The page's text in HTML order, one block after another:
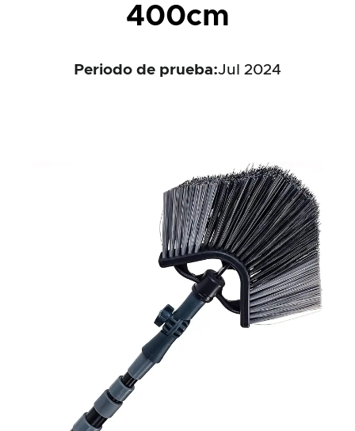
400cm
Periodo de prueba:Jul 2024